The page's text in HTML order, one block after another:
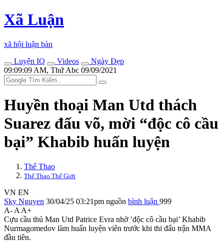
Xã Luận
xã hội luận bàn
Luyện IQ
Videos
Ngày Đẹp
09:09:09 AM, Thứ Abc 09/09/2021
Huyền thoại Man Utd thách
Suarez đấu võ, mời “độc cô cầu
bại” Khabib huấn luyện
Thể Thao
Thể Thao Thế Giới
VN EN
Sky Nguyen 30/04/25 03:21pm nguồn bình luận 999
A- A A+
Cựu cầu thủ Man Utd Patrice Evra nhờ ’độc cô cầu bại’ Khabib
Nurmagomedov làm huấn luyện viên trước khi thi đấu trận MMA
đầu tiên.